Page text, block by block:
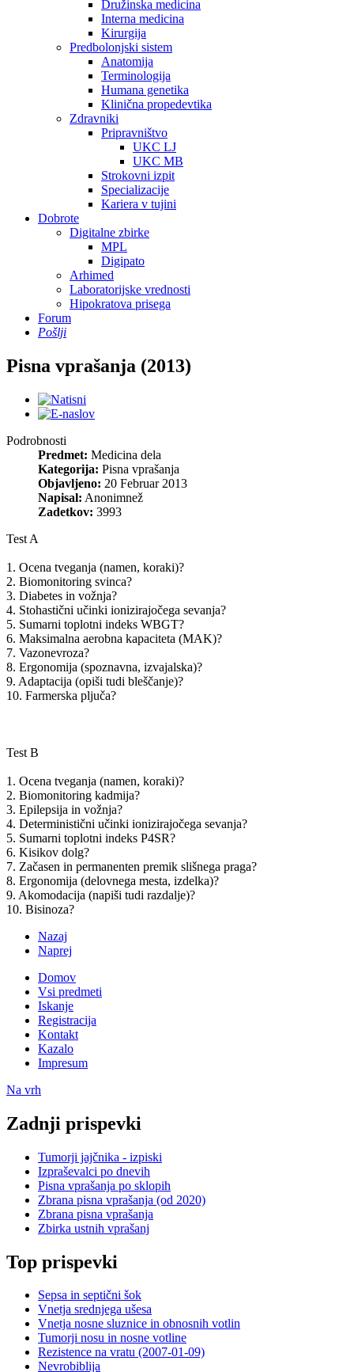
Družinska medicina
Interna medicina
Kirurgija
Predbolonjski sistem
Anatomija
Terminologija
Humana genetika
Klinična propedevtika
Zdravniki
Pripravništvo
UKC LJ
UKC MB
Strokovni izpit
Specializacije
Kariera v tujini
Dobrote
Digitalne zbirke
MPL
Digipato
Arhimed
Laboratorijske vrednosti
Hipokratova prisega
Forum
Pošlji
Pisna vprašanja (2013)
Podrobnosti
Predmet: Medicina dela
Kategorija: Pisna vprašanja
Objavljeno: 20 Februar 2013
Napisal: Anonimnež
Zadetkov: 3993
Test A
1. Ocena tveganja (namen, koraki)?
2. Biomonitoring svinca?
3. Diabetes in vožnja?
4. Stohastični učinki ionizirajočega sevanja?
5. Sumarni toplotni indeks WBGT?
6. Maksimalna aerobna kapaciteta (MAK)?
7. Vazonevroza?
8. Ergonomija (spoznavna, izvajalska)?
9. Adaptacija (opiši tudi bleščanje)?
10. Farmerska pljuča?
Test B
1. Ocena tveganja (namen, koraki)?
2. Biomonitoring kadmija?
3. Epilepsija in vožnja?
4. Deterministični učinki ionizirajočega sevanja?
5. Sumarni toplotni indeks P4SR?
6. Kisikov dolg?
7. Začasen in permanenten premik slišnega praga?
8. Ergonomija (delovnega mesta, izdelka)?
9. Akomodacija (napiši tudi razdalje)?
10. Bisinoza?
Nazaj
Naprej
Domov
Vsi predmeti
Iskanje
Registracija
Kontakt
Kazalo
Impresum
Na vrh
Zadnji prispevki
Tumorji jajčnika - izpiski
Izpraševalci po dnevih
Pisna vprašanja po sklopih
Zbrana pisna vprašanja (od 2020)
Zbrana pisna vprašanja
Zbirka ustnih vprašanj
Top prispevki
Sepsa in septični šok
Vnetja srednjega ušesa
Vnetja nosne sluznice in obnosnih votlin
Tumorji nosu in nosne votline
Rezistence na vratu (2007-01-09)
Nevrobiblija